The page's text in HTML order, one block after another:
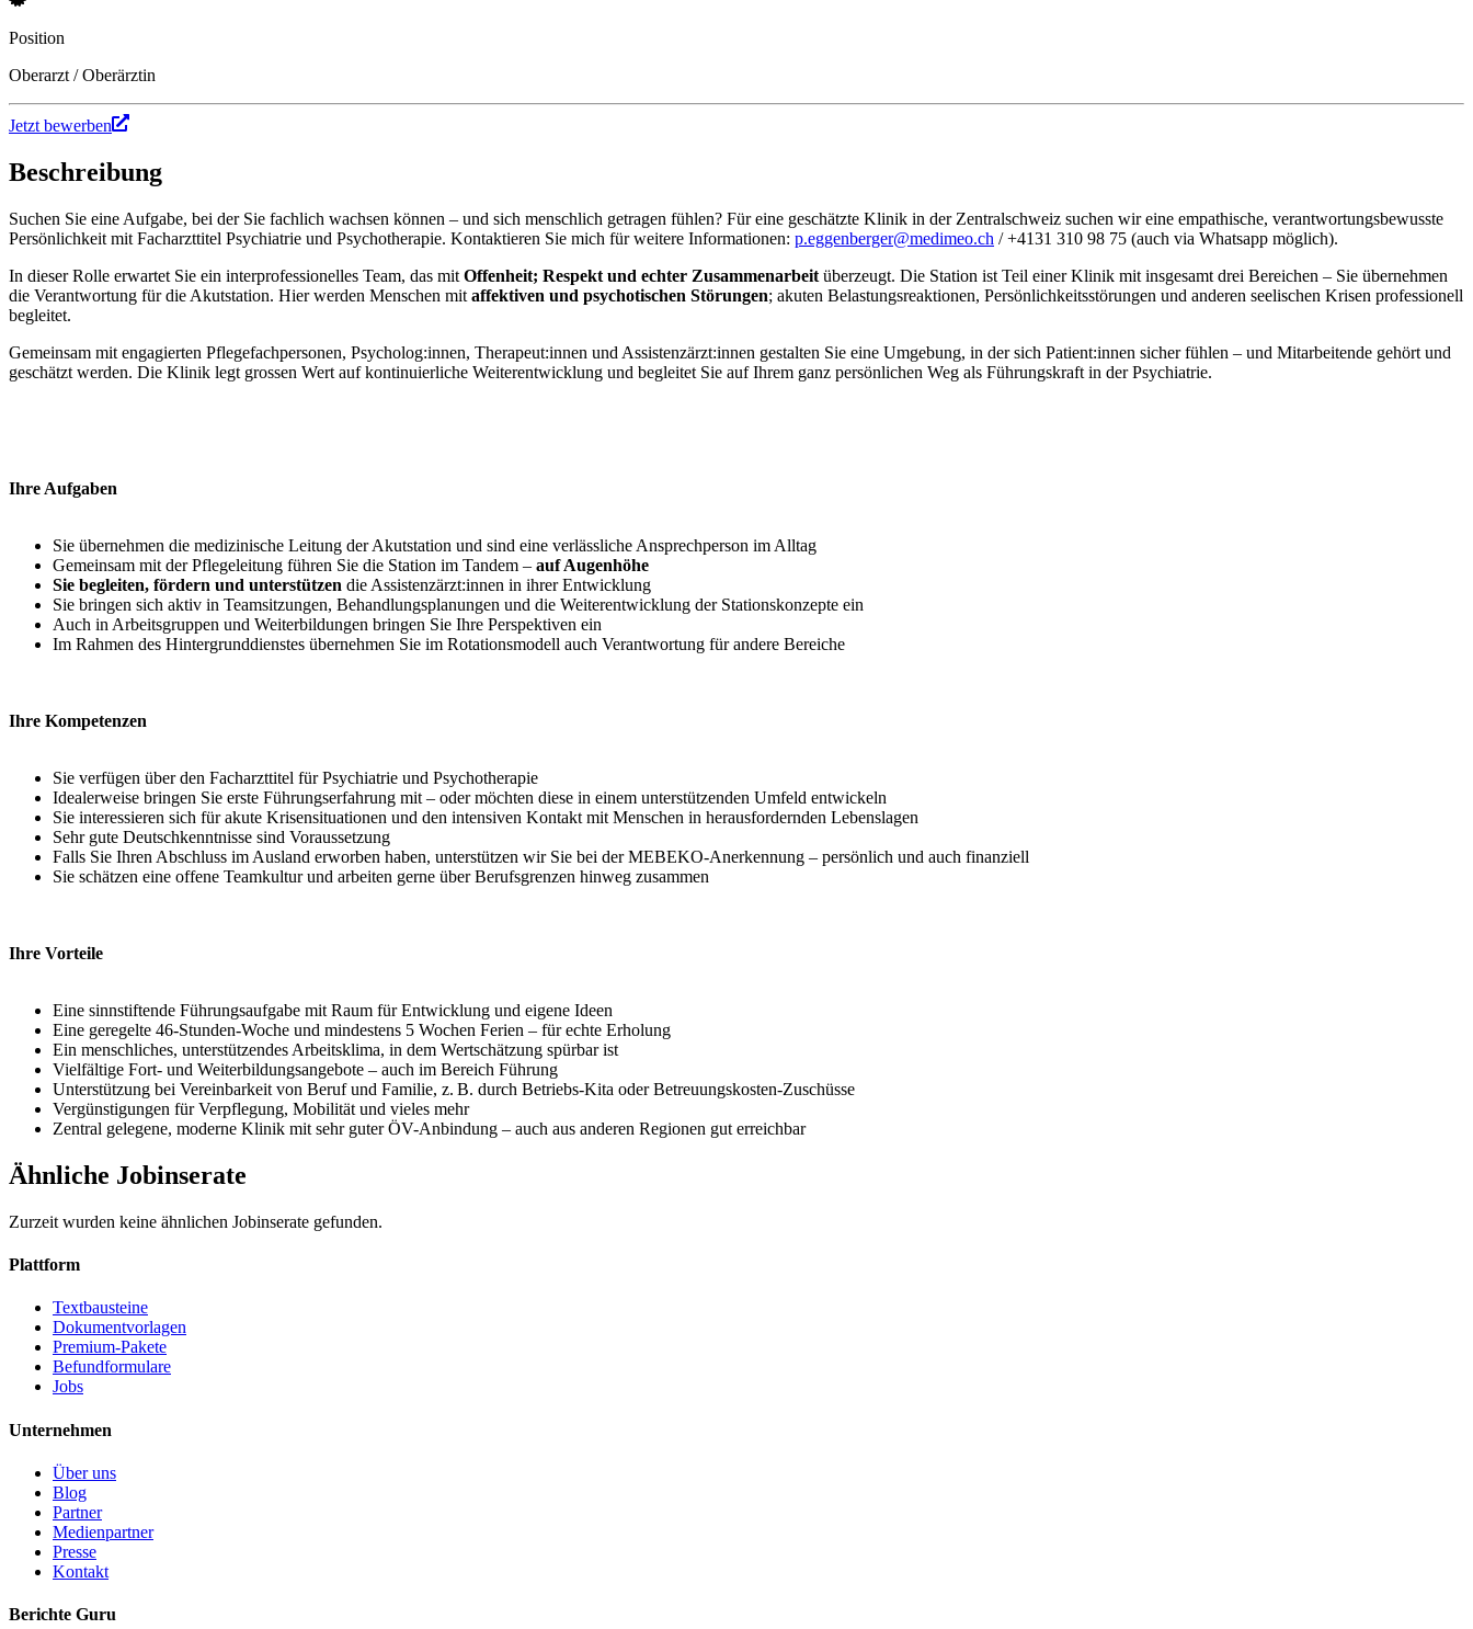
Position
Oberarzt / Oberärztin
Jetzt bewerben
Beschreibung
Suchen Sie eine Aufgabe, bei der Sie fachlich wachsen können – und sich menschlich getragen fühlen? Für eine geschätzte Klinik in der Zentralschweiz suchen wir eine empathische, verantwortungsbewusste
Persönlichkeit mit Facharzttitel Psychiatrie und Psychotherapie. Kontaktieren Sie mich für weitere Informationen: p.eggenberger@medimeo.ch / +4131 310 98 75 (auch via Whatsapp möglich).
In dieser Rolle erwartet Sie ein interprofessionelles Team, das mit Offenheit; Respekt und echter Zusammenarbeit überzeugt. Die Station ist Teil einer Klinik mit insgesamt drei Bereichen – Sie übernehmen
die Verantwortung für die Akutstation. Hier werden Menschen mit affektiven und psychotischen Störungen; akuten Belastungsreaktionen, Persönlichkeitsstörungen und anderen seelischen Krisen professionell
begleitet.
Gemeinsam mit engagierten Pflegefachpersonen, Psycholog:innen, Therapeut:innen und Assistenzärzt:innen gestalten Sie eine Umgebung, in der sich Patient:innen sicher fühlen – und Mitarbeitende gehört und
geschätzt werden. Die Klinik legt grossen Wert auf kontinuierliche Weiterentwicklung und begleitet Sie auf Ihrem ganz persönlichen Weg als Führungskraft in der Psychiatrie.
Ihre Aufgaben
Sie übernehmen die medizinische Leitung der Akutstation und sind eine verlässliche Ansprechperson im Alltag
Gemeinsam mit der Pflegeleitung führen Sie die Station im Tandem – auf Augenhöhe
Sie begleiten, fördern und unterstützen die Assistenzärzt:innen in ihrer Entwicklung
Sie bringen sich aktiv in Teamsitzungen, Behandlungsplanungen und die Weiterentwicklung der Stationskonzepte ein
Auch in Arbeitsgruppen und Weiterbildungen bringen Sie Ihre Perspektiven ein
Im Rahmen des Hintergrunddienstes übernehmen Sie im Rotationsmodell auch Verantwortung für andere Bereiche
Ihre Kompetenzen
Sie verfügen über den Facharzttitel für Psychiatrie und Psychotherapie
Idealerweise bringen Sie erste Führungserfahrung mit – oder möchten diese in einem unterstützenden Umfeld entwickeln
Sie interessieren sich für akute Krisensituationen und den intensiven Kontakt mit Menschen in herausfordernden Lebenslagen
Sehr gute Deutschkenntnisse sind Voraussetzung
Falls Sie Ihren Abschluss im Ausland erworben haben, unterstützen wir Sie bei der MEBEKO-Anerkennung – persönlich und auch finanziell
Sie schätzen eine offene Teamkultur und arbeiten gerne über Berufsgrenzen hinweg zusammen
Ihre Vorteile
Eine sinnstiftende Führungsaufgabe mit Raum für Entwicklung und eigene Ideen
Eine geregelte 46-Stunden-Woche und mindestens 5 Wochen Ferien – für echte Erholung
Ein menschliches, unterstützendes Arbeitsklima, in dem Wertschätzung spürbar ist
Vielfältige Fort- und Weiterbildungsangebote – auch im Bereich Führung
Unterstützung bei Vereinbarkeit von Beruf und Familie, z. B. durch Betriebs-Kita oder Betreuungskosten-Zuschüsse
Vergünstigungen für Verpflegung, Mobilität und vieles mehr
Zentral gelegene, moderne Klinik mit sehr guter ÖV-Anbindung – auch aus anderen Regionen gut erreichbar
Ähnliche Jobinserate
Zurzeit wurden keine ähnlichen Jobinserate gefunden.
Plattform
Textbausteine
Dokumentvorlagen
Premium-Pakete
Befundformulare
Jobs
Unternehmen
Über uns
Blog
Partner
Medienpartner
Presse
Kontakt
Berichte Guru